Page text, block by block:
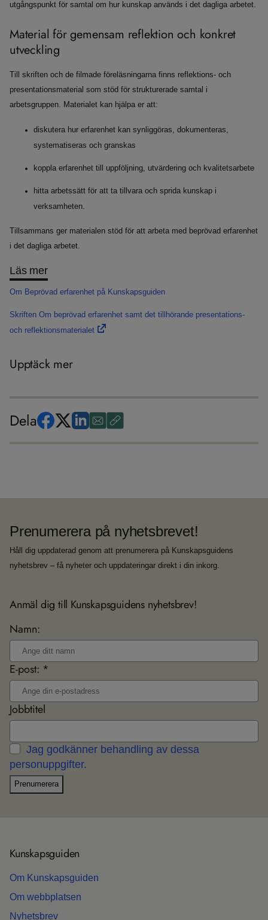
utgångspunkt för samtal om hur kunskap används i det dagliga arbetet.
Material för gemensam reflektion och konkret
utveckling
Till skriften och de filmade föreläsningarna finns reflektions- och
presentationsmaterial som stöd för strukturerade samtal i
arbetsgruppen. Materialet kan hjälpa er att:
diskutera hur erfarenhet kan synliggöras, dokumenteras,
systematiseras och granskas
koppla erfarenhet till uppföljning, utvärdering och kvalitetsarbete
hitta arbetssätt för att ta tillvara och sprida kunskap i
verksamheten.
Tillsammans ger materialen stöd för att arbeta med beprövad erfarenhet
i det dagliga arbetet.
Läs mer
Om Beprövad erfarenhet på Kunskapsguiden
Skriften Om beprövad erfarenhet samt det tillhörande presentations-
och reflektionsmaterialet
Upptäck mer
Dela
Prenumerera på nyhetsbrevet!
Håll dig uppdaterad genom att prenumerera på Kunskapsguidens
nyhetsbrev – få nyheter och uppdateringar direkt i din inkorg.
Anmäl dig till Kunskapsguidens nyhetsbrev!
Namn:
E-post: *
Jobbtitel
Jag godkänner behandling av dessa
personuppgifter.
Prenumerera
Kun­skaps­gui­den
Om Kun­skaps­gui­den
Om webb­plat­sen
Nyhets­b­rev